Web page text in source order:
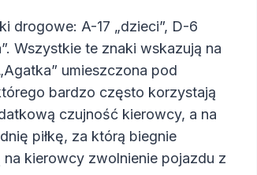
drogowe: A-17 „dzieci”, D-6
Wszystkie te znaki wskazują na
umieszczona pod
bardzo często korzystają
czujność kierowcy, a na
piłkę, za którą biegnie
kierowcy zwolnienie pojazdu z